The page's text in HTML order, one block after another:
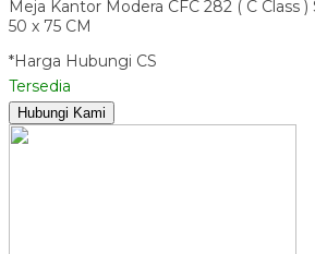
Meja Kantor Modera CFC 282 ( C Class
50 x 75 CM
*Harga Hubungi CS
Tersedia
Hubungi Kami